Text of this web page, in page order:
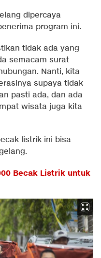
dipercaya
program ini.
tidak ada yang
semacam surat
Nanti, kita
supaya tidak
pasti ada, dan ada
wisata juga kita
listrik ini bisa
Becak Listrik untuk